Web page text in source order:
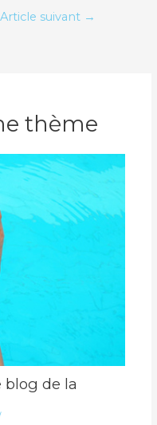
Article suivant →
thème
blog de la